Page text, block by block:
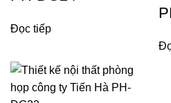
Đọc tiếp